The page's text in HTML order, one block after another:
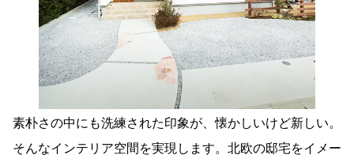
素朴さの中にも洗練された印象が、懐かしいけど新しい。
そんなインテリア空間を実現します。北欧の邸宅をイメー